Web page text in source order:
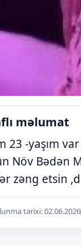
məlumat
23 -yaşım
Növ Bədən
zəng etsin
tarixi: 02.06.2026